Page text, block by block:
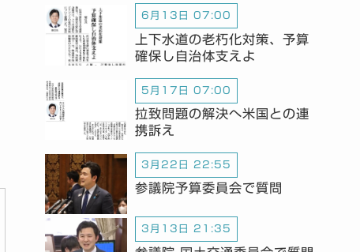
6月13日 07:00
上下水道の老朽化対策、予算
確保し自治体支えよ
5月17日 07:00
拉致問題の解決へ米国との連
携訴え
3月22日 22:55
参議院予算委員会で質問
3月13日 21:35